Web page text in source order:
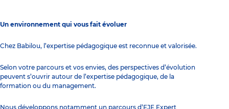
Un environnement qui vous fait évoluer
Chez Babilou, l’expertise pédagogique est reconnue et valorisée.
Selon votre parcours et vos envies, des perspectives d’évolution
peuvent s’ouvrir autour de l’expertise pédagogique, de la
formation ou du management.
Nous développons notamment un parcours d’EJE Expert